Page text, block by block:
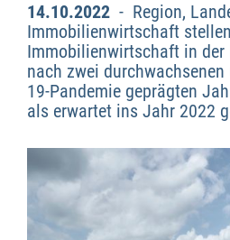
14.10.2022 - Region,
Immobilienwirtschaft
Immobilienwirtschaft in der
nach zwei
19-Pandemie geprägten
als erwartet ins Jahr 2022